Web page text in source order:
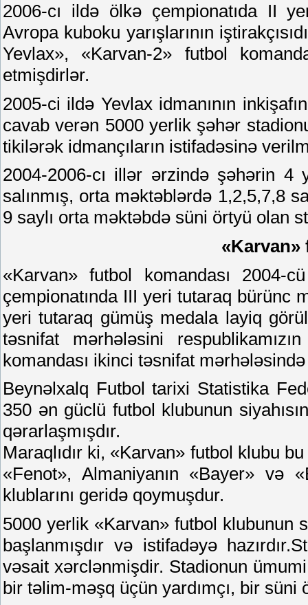
2006-cı ildə ölkə çempionatıda II
Avropa kuboku yarışlarının
Yevlax», «Karvan-2» futbol
etmişdirlər.
2005-ci ildə Yevlax idmanının
cavab verən 5000 yerlik şəhər
tikilərək idmançıların istifadəsinə
2004-2006-cı illər ərzində şəhərin 4
salınmış, orta məktəblərdə 1,2,5,7,8
9 saylı orta məktəbdə süni örtyü olan
«Karvan»
«Karvan» futbol komandası 2004-
çempionatında III yeri tutaraq bürünc
yeri tutaraq gümüş medala layiq
təsnifat mərhələsini
komandası ikinci təsnifat
Beynəlxalq Futbol tarixi Statistika
350 ən güclü futbol klubunun
qərarlaşmışdır.
Maraqlıdır ki, «Karvan» futbol klubu
«Fenot», Almaniyanın «Bayer» və
klublarını geridə qoymuşdur.
5000 yerlik «Karvan» futbol klubunun
başlanmışdır və istifadəyə
vəsait xərclənmişdir. Stadionun
bir təlim-məşq üçün yardımçı, bir süni